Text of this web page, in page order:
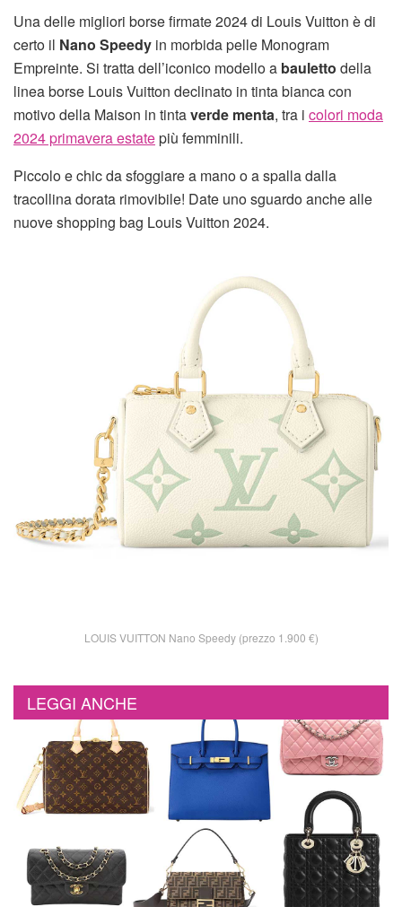
Una delle migliori borse firmate 2024 di Louis Vuitton è di
certo il Nano Speedy in morbida pelle Monogram
Empreinte. Si tratta dell’iconico modello a bauletto della
linea borse Louis Vuitton declinato in tinta bianca con
motivo della Maison in tintaverde menta, tra i colori moda
2024 primavera estatepiù femminili.
Piccolo e chic da sfoggiare a mano o a spalla dalla
tracollina dorata rimovibile! Date uno sguardo anche alle
nuove shopping bag Louis Vuitton 2024.
LOUIS VUITTON Nano Speedy (prezzo 1.900 €)
LEGGI ANCHE